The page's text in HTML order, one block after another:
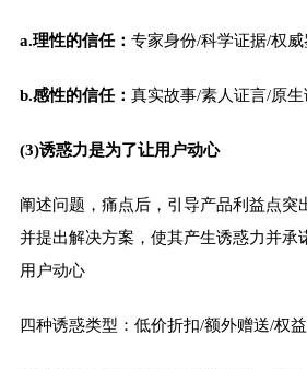
a.理性的信任： 专家身份/科学证据/权威
b.感性的信任： 真实故事/素人证言/原生
(3)诱惑力是为了让用户动心
阐述问题，痛点后，引导产品利益点突
并提出解决方案，使其产生诱惑力并承
用户动心
四种诱惑类型：低价折扣/额外赠送/权